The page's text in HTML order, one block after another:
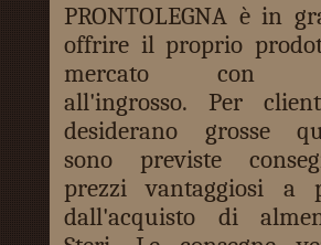
PRONTOLEGNA è in
offrire il proprio
mercato con
all'ingrosso. Per
desiderano grosse
sono previste
prezzi vantaggiosi a
dall'acquisto di